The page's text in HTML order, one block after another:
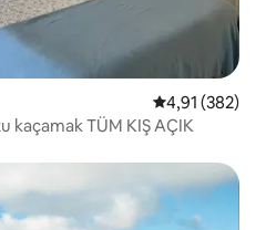
5 üzerinden
4,91 (382)
kaçamak TÜM KIŞ AÇIK